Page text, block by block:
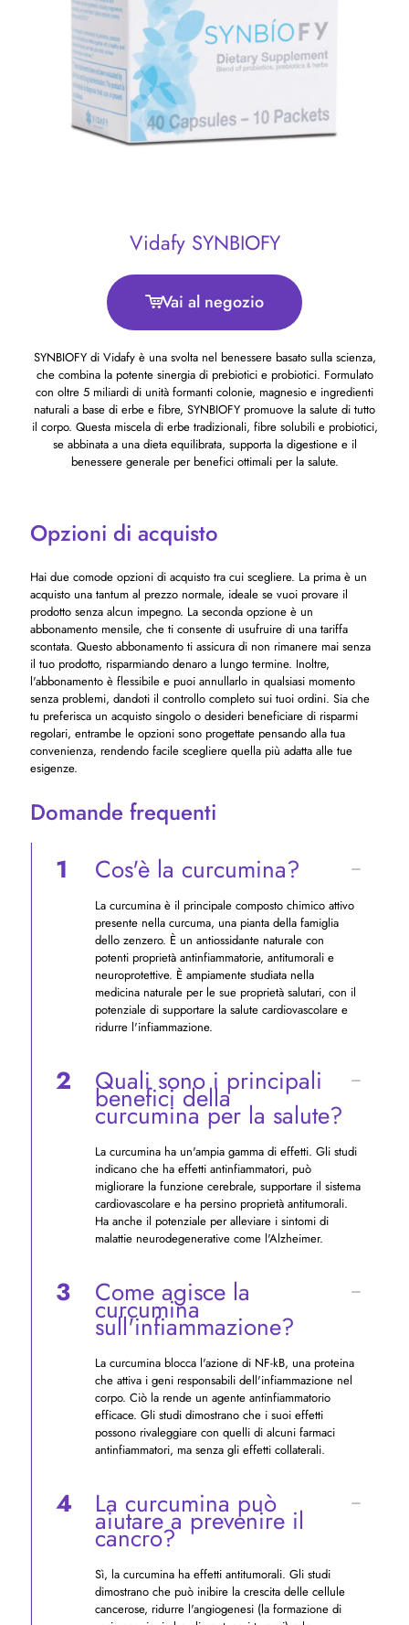
Vidafy SYNBIOFY
Vai al negozio
SYNBIOFY di Vidafy è una svolta nel benessere basato sulla scienza,
che combina la potente sinergia di prebiotici e probiotici. Formulato
con oltre 5 miliardi di unità formanti colonie, magnesio e ingredienti
naturali a base di erbe e fibre, SYNBIOFY promuove la salute di tutto
il corpo. Questa miscela di erbe tradizionali, fibre solubili e probiotici,
se abbinata a una dieta equilibrata, supporta la digestione e il
benessere generale per benefici ottimali per la salute.
Opzioni di acquisto
Hai due comode opzioni di acquisto tra cui scegliere. La prima è un
acquisto una tantum al prezzo normale, ideale se vuoi provare il
prodotto senza alcun impegno. La seconda opzione è un
abbonamento mensile, che ti consente di usufruire di una tariffa
scontata. Questo abbonamento ti assicura di non rimanere mai senza
il tuo prodotto, risparmiando denaro a lungo termine. Inoltre,
l'abbonamento è flessibile e puoi annullarlo in qualsiasi momento
senza problemi, dandoti il ​​controllo completo sui tuoi ordini. Sia che
tu preferisca un acquisto singolo o desideri beneficiare di risparmi
regolari, entrambe le opzioni sono progettate pensando alla tua
convenienza, rendendo facile scegliere quella più adatta alle tue
esigenze.
Domande frequenti
1 Cos'è la curcumina?
La curcumina è il principale composto chimico attivo
presente nella curcuma, una pianta della famiglia
dello zenzero. È un antiossidante naturale con
potenti proprietà antinfiammatorie, antitumorali e
neuroprotettive. È ampiamente studiata nella
medicina naturale per le sue proprietà salutari, con il
potenziale di supportare la salute cardiovascolare e
ridurre l'infiammazione.
2 Quali sono i principali
benefici della
curcumina per la salute?
La curcumina ha un'ampia gamma di effetti. Gli studi
indicano che ha effetti antinfiammatori, può
migliorare la funzione cerebrale, supportare il sistema
cardiovascolare e ha persino proprietà antitumorali.
Ha anche il potenziale per alleviare i sintomi di
malattie neurodegenerative come l'Alzheimer.
3 Come agisce la
curcumina
sull'infiammazione?
La curcumina blocca l'azione di NF-kB, una proteina
che attiva i geni responsabili dell'infiammazione nel
corpo. Ciò la rende un agente antinfiammatorio
efficace. Gli studi dimostrano che i suoi effetti
possono rivaleggiare con quelli di alcuni farmaci
antinfiammatori, ma senza gli effetti collaterali.
4 La curcumina può
aiutare a prevenire il
cancro?
Sì, la curcumina ha effetti antitumorali. Gli studi
dimostrano che può inibire la crescita delle cellule
cancerose, ridurre l'angiogenesi (la formazione di